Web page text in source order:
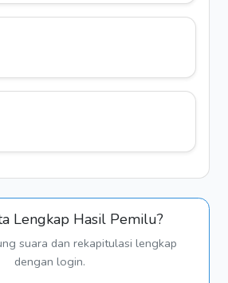
Lengkap Hasil Pemilu?
suara dan rekapitulasi lengkap
dengan login.